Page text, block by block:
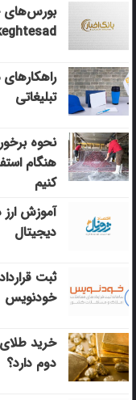
بورس‌های
تبلیغاتی
نحوه
هنگام
کنیم
آموزش ارز
دیجیتال
ثبت
خودنویس
خرید
دوم دارد؟